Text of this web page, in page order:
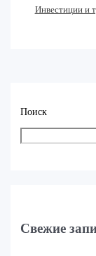
Инвестиции и
Поиск
Свежие